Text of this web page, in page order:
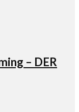
– DER